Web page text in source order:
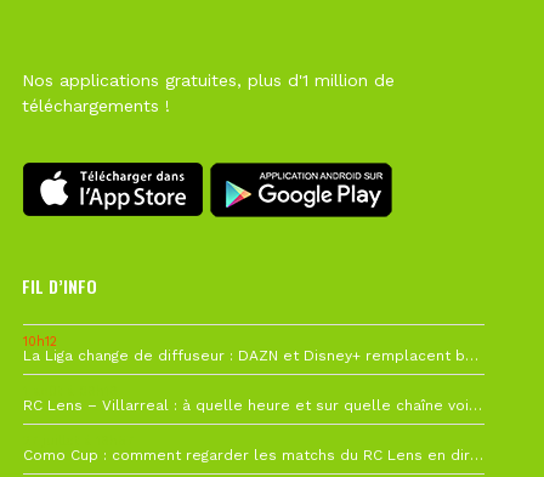
Nos applications gratuites, plus d'1 million de
téléchargements !
FIL D’INFO
10h12
La Liga change de diffuseur : DAZN et Disney+ remplacent beIN Sports !
RC Lens – Villarreal : à quelle heure et sur quelle chaîne voir la finale de la Como Cup ?
Como Cup : comment regarder les matchs du RC Lens en direct ?